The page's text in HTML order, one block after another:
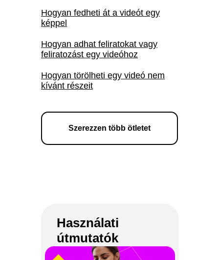
Hogyan fedheti át a videót egy
képpel
Hogyan adhat feliratokat vagy
feliratozást egy videóhoz
Hogyan törölheti egy videó nem
kívánt részeit
Szerezzen több ötletet
Hogyan játszhat le és konvertálhat
TS-fájlokat
Használati
útmutatók